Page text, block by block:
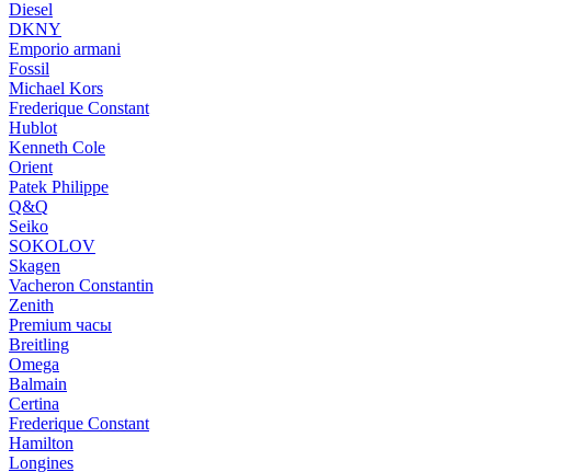
Diesel
DKNY
Emporio armani
Fossil
Michael Kors
Frederique Constant
Hublot
Kenneth Cole
Orient
Patek Philippe
Q&Q
Seiko
SOKOLOV
Skagen
Vacheron Constantin
Zenith
Premium часы
Breitling
Omega
Balmain
Certina
Frederique Constant
Hamilton
Longines